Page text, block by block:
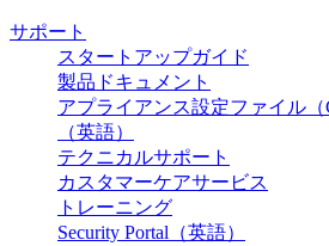
サポート
スタートアップガイド
製品ドキュメント
アプライアンス設定ファイル
（英語）
テクニカルサポート
カスタマーケアサービス
トレーニング
Security Portal（英語）